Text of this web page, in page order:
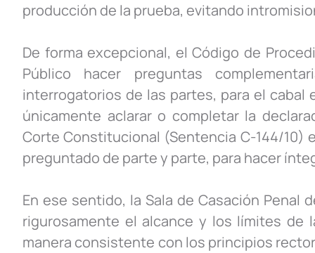
producción de la prueba, evitando
De forma excepcional, el Código de
Público hacer preguntas
interrogatorios de las partes, para el
únicamente aclarar o completar la
Corte Constitucional (Sentencia C-144/10)
preguntado de parte y parte, para hacer
En ese sentido, la Sala de Casación Penal
rigurosamente el alcance y los límites de
manera consistente con los principios